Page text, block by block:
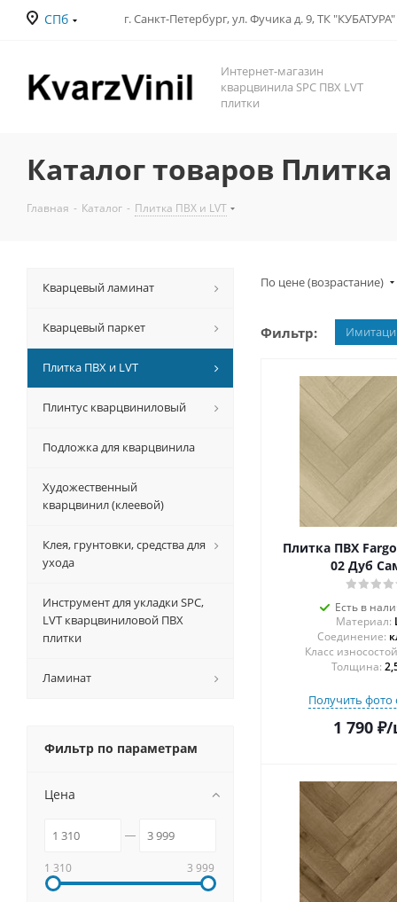
СПб
Интернет-магазин
кварцвинила SPC ПВХ LVT
плитки
Каталог товаров
Главная - Каталог - Плитка ПВХ и LVT
По цене (возрастание)
Фильтр:
Плитка ПВХ
02 Дуб
Есть в
Материал:
Соединение:
Толщина:
Получить фото
1 790₽/
Кварцевый ламинат
Кварцевый паркет
Плитка ПВХ и LVT
Плинтус кварцвиниловый
Подложка для кварцвинила
Художественный
кварцвинил (клеевой)
Клея, грунтовки, средства для
ухода
Инструмент для укладки SPC,
LVT кварцвиниловой ПВХ
плитки
Ламинат
Фильтр по параметрам
Цена
1 310 3 999